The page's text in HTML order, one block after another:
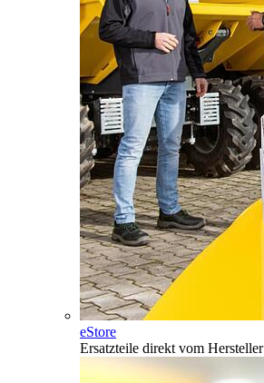
eStore
Ersatzteile direkt vom Hersteller